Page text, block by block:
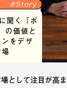
聞く「ボ
の価値と
をデザ
として注目が高